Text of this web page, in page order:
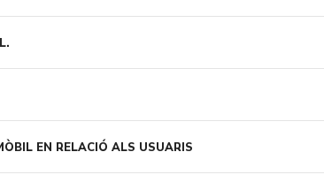
EN RELACIÓ ALS USUARIS